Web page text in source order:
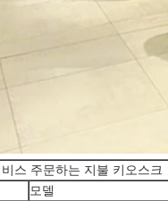
스 주문하는 지불 키오스크
모델